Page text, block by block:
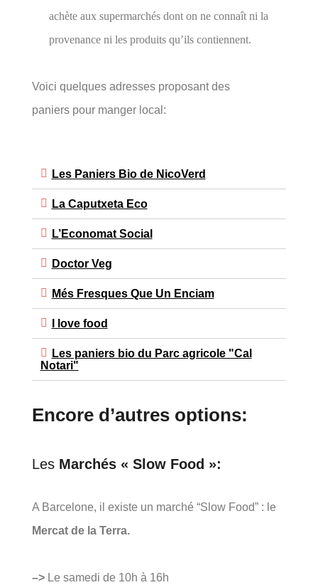
achète aux supermarchés dont on ne connaît ni la
provenance ni les produits qu’ils contiennent.
Voici quelques adresses proposant des
paniers pour manger local:
Les Paniers Bio de NicoVerd
La Caputxeta Eco
L’Economat Social
Doctor Veg
Més Fresques Que Un Enciam
I love food
Les paniers bio du Parc agricole "Cal
Notari"
Encore d’autres options:
LesMarchés « Slow Food »:
A Barcelone, il existe un marché “Slow Food” : le
Mercat de la Terra.
–>Le samedi de 10h à 16h